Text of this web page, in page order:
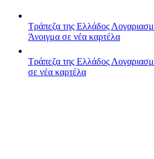
Τράπεζα της Ελλάδος
Άνοιγμα σε νέα καρτέλα
Τράπεζα της Ελλάδος
σε νέα καρτέλα